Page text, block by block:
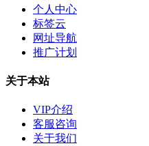
个人中心
标签云
网址导航
推广计划
关于本站
VIP介绍
客服咨询
关于我们